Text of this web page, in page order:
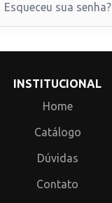
Esqueceu sua senha?
INSTITUCIONAL
Home
Catálogo
Dúvidas
Contato